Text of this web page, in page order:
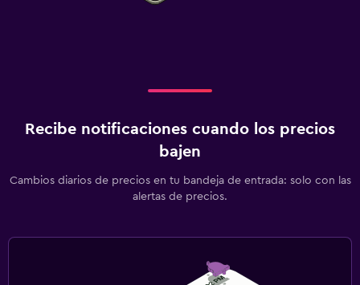
Recibe notificaciones cuando los precios
bajen
Cambios diarios de precios en tu bandeja de entrada: solo con las
alertas de precios.